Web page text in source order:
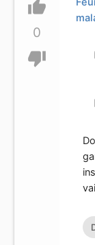
thumb_up
0
thumb_down